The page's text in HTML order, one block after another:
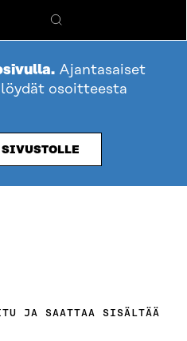
Hae
Ajantasaiset
osoitteesta
JA SAATTAA SISÄLTÄÄ